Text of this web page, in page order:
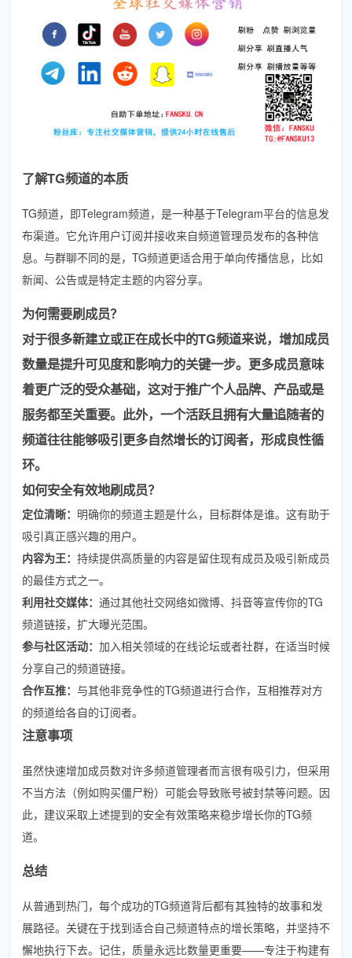
了解TG频道的本质
TG频道，即Telegram频道，是一种基于Telegram平台的信息发
布渠道。它允许用户订阅并接收来自频道管理员发布的各种信
息。与群聊不同的是，TG频道更适合用于单向传播信息，比如
新闻、公告或是特定主题的内容分享。
为何需要刷成员？
对于很多新建立或正在成长中的TG频道来说，增加成员
数量是提升可见度和影响力的关键一步。 更多成员意味
着更广泛的受众基础，这对于推广个人品牌、产品或是
服务都至关重要。此外，一个活跃且拥有大量追随者的
频道往往能够吸引更多自然增长的订阅者，形成良性循
环。
如何安全有效地刷成员？
定位清晰： 明确你的频道主题是什么，目标群体是谁。这有助于
吸引真正感兴趣的用户。
内容为王： 持续提供高质量的内容是留住现有成员及吸引新成员
的最佳方式之一。
利用社交媒体： 通过其他社交网络如微博、抖音等宣传你的TG
频道链接，扩大曝光范围。
参与社区活动： 加入相关领域的在线论坛或者社群，在适当时候
分享自己的频道链接。
合作互推： 与其他非竞争性的TG频道进行合作，互相推荐对方
的频道给各自的订阅者。
注意事项
虽然快速增加成员数对许多频道管理者而言很有吸引力，但采用
不当方法（例如购买僵尸粉）可能会导致账号被封禁等问题。因
此，建议采取上述提到的安全有效策略来稳步增长你的TG频
道。
总结
从普通到热门，每个成功的TG频道背后都有其独特的故事和发
展路径。关键在于找到适合自己频道特点的增长策略，并坚持不
懈地执行下去。记住，质量永远比数量更重要——专注于构建有